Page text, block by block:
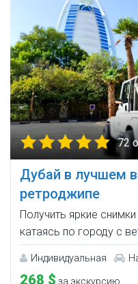
72
Дубай в лучшем
ретроджипе
Получить яркие
катаясь по городу с
Индивидуальная
268 $ за экскурсию